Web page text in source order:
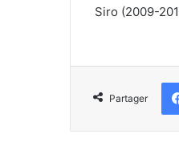
Siro (2009-
Partager